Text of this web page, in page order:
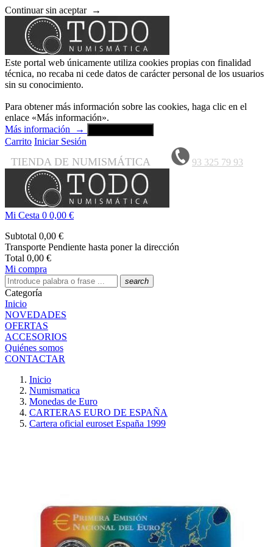
Continuar sin aceptar →
Este portal web únicamente utiliza cookies propias con finalidad
técnica, no recaba ni cede datos de carácter personal de los usuarios
sin su conocimiento.
Para obtener más información sobre las cookies, haga clic en el
enlace «Más información».
Más información
→
Carrito Iniciar Sesión
TIENDA DE NUMISMÁTICA 93 325 79 93
Mi Cesta 0 0,00 €
Subtotal 0,00 €
Transporte Pendiente hasta poner la dirección
Total 0,00 €
Mi compra
search
Categoría
Inicio
NOVEDADES
OFERTAS
ACCESORIOS
Quiénes somos
CONTACTAR
Inicio
Numismatica
Monedas de Euro
CARTERAS EURO DE ESPAÑA
Cartera oficial euroset España 1999